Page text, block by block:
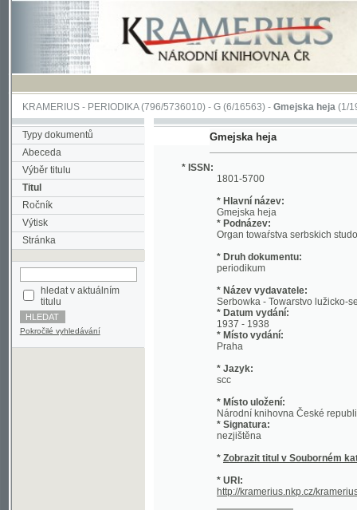
KRAMERIUS-PERIODIKA(796/5736010) -G(6/16563) -Gmejska heja(1/197)
Typy dokumentů
Abeceda
Výběr titulu
Titul
Ročník
Výtisk
Stránka
hledat v aktuálním
Pokročilé vyhledávání
Gmejska heja
1801-5700
* Hlavní název:
* Podnázev:
Organ towaŕstva serbskich
* Druh dokumentu:
* Název vydavatele:
Serbowka - Towarstvo lužicko-
* Datum vydání:
1937 - 1938
* Místo vydání:
Praha
* Jazyk:
* Místo uložení:
Národní knihovna České republiky
* Signatura:
nezjištěna
Zobrazit titul v Souborném katalogu
* URI: